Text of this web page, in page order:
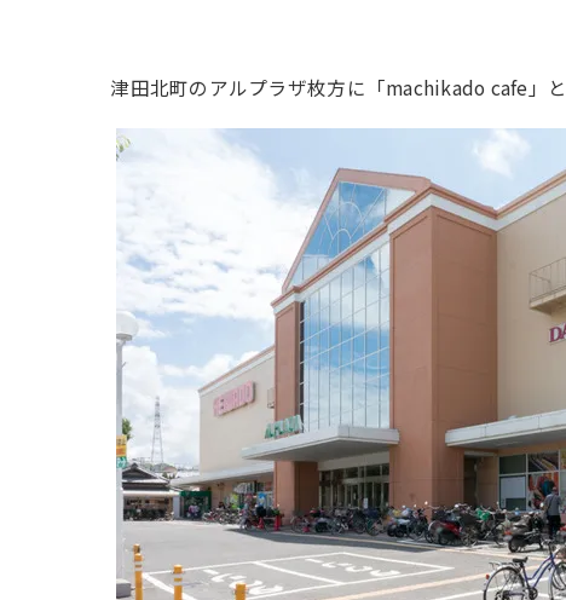
津田北町のアルプラザ枚方に「machikado cafe」